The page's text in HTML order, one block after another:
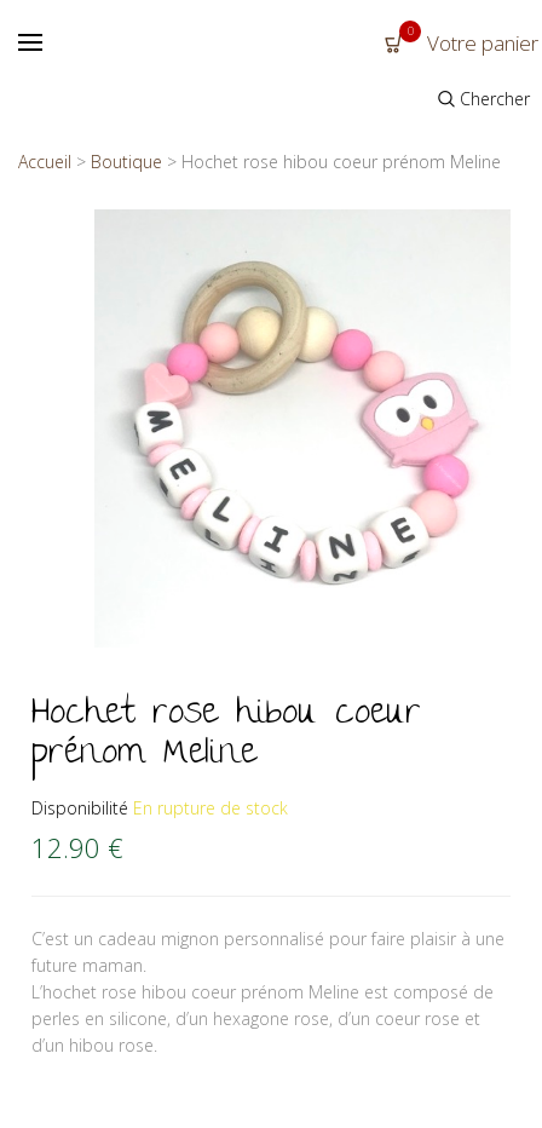
0 Votre panier
Chercher
Accueil > Boutique > Hochet rose hibou coeur prénom Meline
Hochet rose hibou coeur
prénom Meline
Disponibilité En rupture de stock
12.90 €
C’est un cadeau mignon personnalisé pour faire plaisir à une
future maman.
L’hochet rose hibou coeur prénom Meline est composé de
perles en silicone, d’un hexagone rose, d’un coeur rose et
d’un hibou rose.